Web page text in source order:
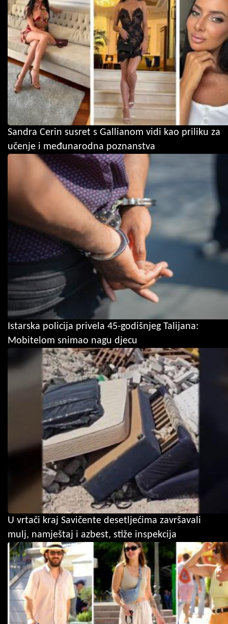
Sandra Cerin susret s Gallianom vidi kao priliku za
učenje i međunarodna poznanstva
Istarska policija privela 45-godišnjeg Talijana:
Mobitelom snimao nagu djecu
U vrtači kraj Savičente desetljećima završavali
mulj, namještaj i azbest, stiže inspekcija